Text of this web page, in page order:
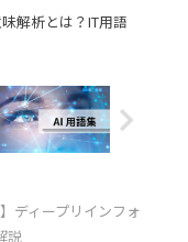
味解析とは？IT用語
】ディープリインフォ
説